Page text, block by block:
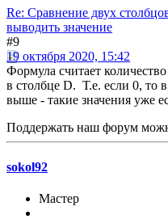
Re: Сравнение двух
выводить значение
#9
19 октября 2020, 15:42
Формула считает
в столбце D. Т.е. если 0, то
выше - такие значения уже
Поддержать наш форум
sokol92
Мастер